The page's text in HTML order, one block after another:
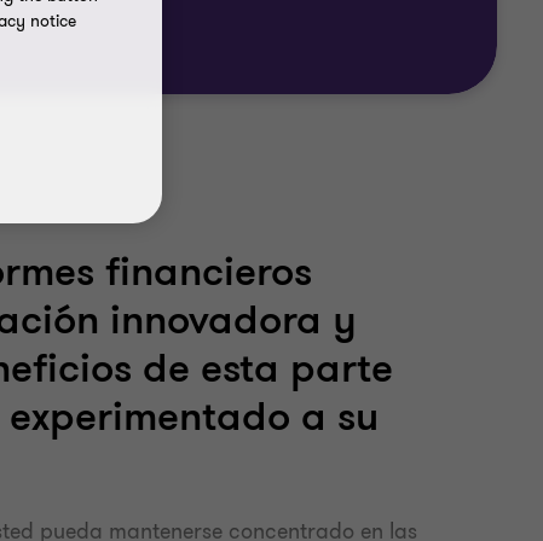
financieros
innovadora y
de esta parte
a su
pueda mantenerse concentrado en las
notice